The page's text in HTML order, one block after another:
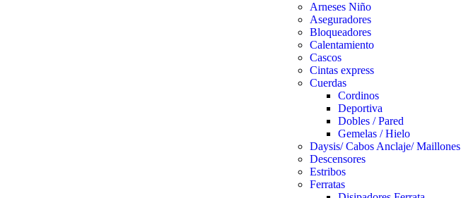
Arneses Niño
Aseguradores
Bloqueadores
Calentamiento
Cascos
Cintas express
Cuerdas
Cordinos
Deportiva
Dobles / Pared
Gemelas / Hielo
Daysis/ Cabos Anclaje/ Maillones
Descensores
Estribos
Ferratas